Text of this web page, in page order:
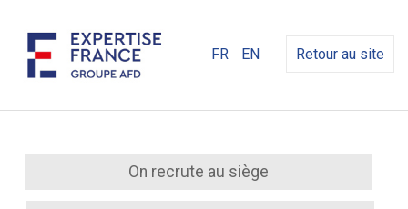
FR EN Retour au site
On recrute au siège